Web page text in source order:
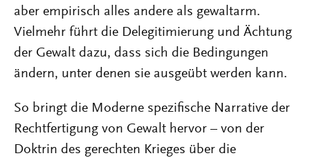
aber empirisch alles andere als gewaltarm.
Vielmehr führt die Delegitimierung und Ächtung
der Gewalt dazu, dass sich die Bedingungen
ändern, unter denen sie ausgeübt werden kann.
So bringt die Moderne spezifische Narrative der
Rechtfertigung von Gewalt hervor – von der
Doktrin des gerechten Krieges über die